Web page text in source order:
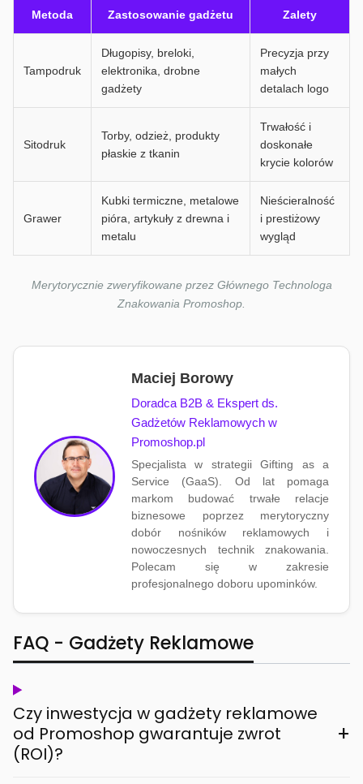
Metoda Zastosowanie gadżetu Zalety
Tampodruk
Długopisy, breloki,
elektronika, drobne
gadżety
Precyzja przy
małych
detalach logo
Sitodruk
Torby, odzież, produkty
płaskie z tkanin
Trwałość i
doskonałe
krycie kolorów
Grawer
Kubki termiczne, metalowe
pióra, artykuły z drewna i
metalu
Nieścieralność
i prestiżowy
wygląd
Merytorycznie zweryfikowane przez Głównego Technologa
Znakowania Promoshop.
Maciej Borowy
Doradca B2B & Ekspert ds.
Gadżetów Reklamowych w
Promoshop.pl
Specjalista w strategii Gifting as a
Service (GaaS). Od lat pomaga
markom budować trwałe relacje
biznesowe poprzez merytoryczny
dobór nośników reklamowych i
nowoczesnych technik znakowania.
Polecam się w zakresie
profesjonalnego doboru upominków.
FAQ - Gadżety Reklamowe
Czy inwestycja w gadżety reklamowe
od Promoshop gwarantuje zwrot
(ROI)?
+